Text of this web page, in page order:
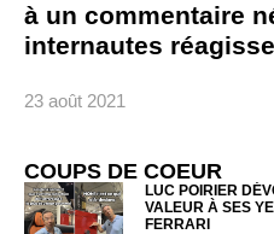
à un commentaire
internautes
23 août 2021
COUPS DE COEUR
LUC POIRIER
VALEUR À SES
FERRARI